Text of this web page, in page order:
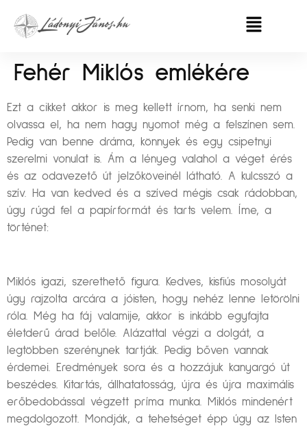
Fehér Miklós emlékére
Ezt a cikket akkor is meg kellett írnom, ha senki nem
olvassa el, ha nem hagy nyomot még a felszínen sem.
Pedig van benne dráma, könnyek és egy csipetnyi
szerelmi vonulat is. Ám a lényeg valahol a véget érés
és az odavezető út jelzőköveinél látható. A kulcsszó a
szív. Ha van kedved és a szíved mégis csak rádobban,
úgy rúgd fel a papírformát és tarts velem. Íme, a
történet:
Miklós igazi, szerethető figura. Kedves, kisfiús mosolyát
úgy rajzolta arcára a jóisten, hogy nehéz lenne letörölni
róla. Még ha fáj valamije, akkor is inkább egyfajta
életderű árad belőle. Alázattal végzi a dolgát, a
legtöbben szerénynek tartják. Pedig bőven vannak
érdemei. Eredmények sora és a hozzájuk kanyargó út
beszédes. Kitartás, állhatatosság, újra és újra maximális
erőbedobással végzett príma munka. Miklós mindenért
megdolgozott. Mondják, a tehetséget épp úgy az Isten